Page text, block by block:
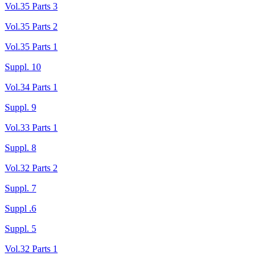
Vol.35 Parts 3
Vol.35 Parts 2
Vol.35 Parts 1
Suppl. 10
Vol.34 Parts 1
Suppl. 9
Vol.33 Parts 1
Suppl. 8
Vol.32 Parts 2
Suppl. 7
Suppl .6
Suppl. 5
Vol.32 Parts 1